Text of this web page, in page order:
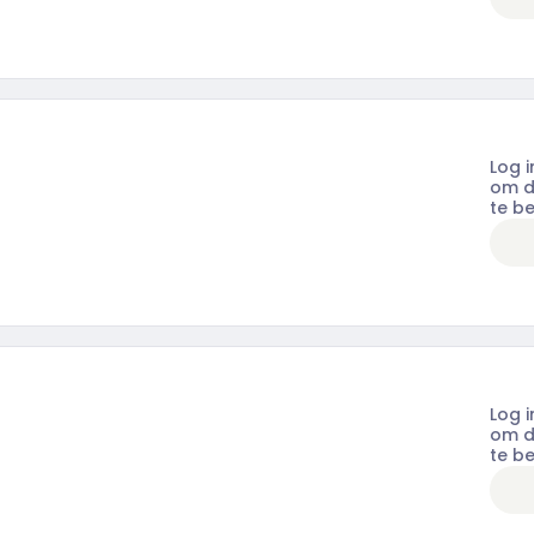
Log
om
te
Log
om
te